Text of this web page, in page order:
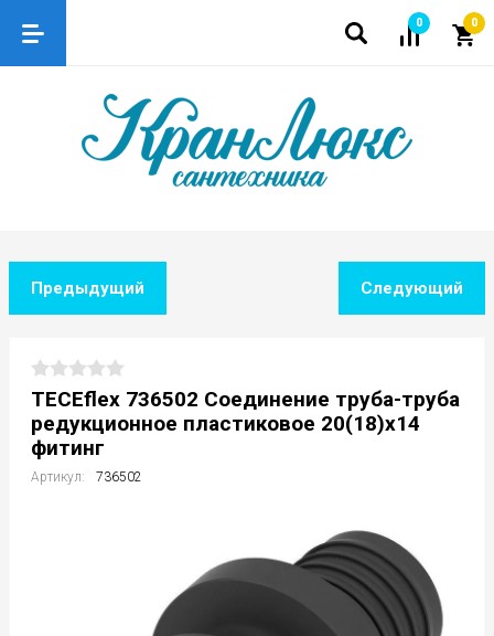
0 0
Предыдущий Следующий
TECEflex 736502 Соединение труба-труба
редукционное пластиковое 20(18)х14
фитинг
Артикул: 736502